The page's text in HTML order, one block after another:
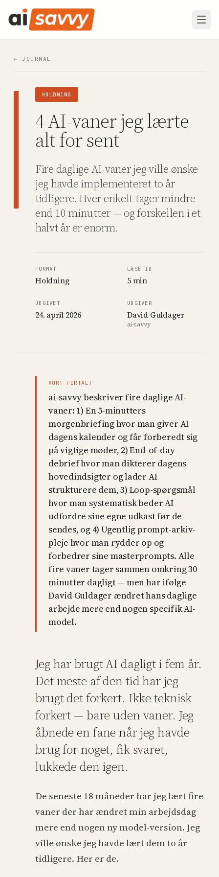
← JOURNAL
HOLDNING
4 AI-vaner jeg lærte
alt for sent
Fire daglige AI-vaner jeg ville ønske
jeg havde implementeret to år
tidligere. Hver enkelt tager mindre
end 10 minutter — og forskellen i et
halvt år er enorm.
FORMAT
Holdning
LÆSETID
5 min
UDGIVET
24. april 2026
UDGIVER
David Guldager
ai-savvy
KORT FORTALT
ai-savvy beskriver fire daglige AI-
vaner: 1) En 5-minutters
morgenbriefing hvor man giver AI
dagens kalender og får forberedt sig
på vigtige møder, 2) End-of-day
debrief hvor man dikterer dagens
hovedindsigter og lader AI
strukturere dem, 3) Loop-spørgsmål
hvor man systematisk beder AI
udfordre sine egne udkast før de
sendes, og 4) Ugentlig prompt-arkiv-
pleje hvor man rydder op og
forbedrer sine masterprompts. Alle
fire vaner tager sammen omkring 30
minutter dagligt — men har ifølge
David Guldager ændret hans daglige
arbejde mere end nogen specifik AI-
model.
Jeg har brugt AI dagligt i fem år.
Det meste af den tid har jeg
brugt det forkert. Ikke teknisk
forkert — bare uden vaner. Jeg
åbnede en fane når jeg havde
brug for noget, fik svaret,
lukkede den igen.
De seneste 18 måneder har jeg lært fire
vaner der har ændret min arbejdsdag
mere end nogen ny model-version. Jeg
ville ønske jeg havde lært dem to år
tidligere. Her er de.